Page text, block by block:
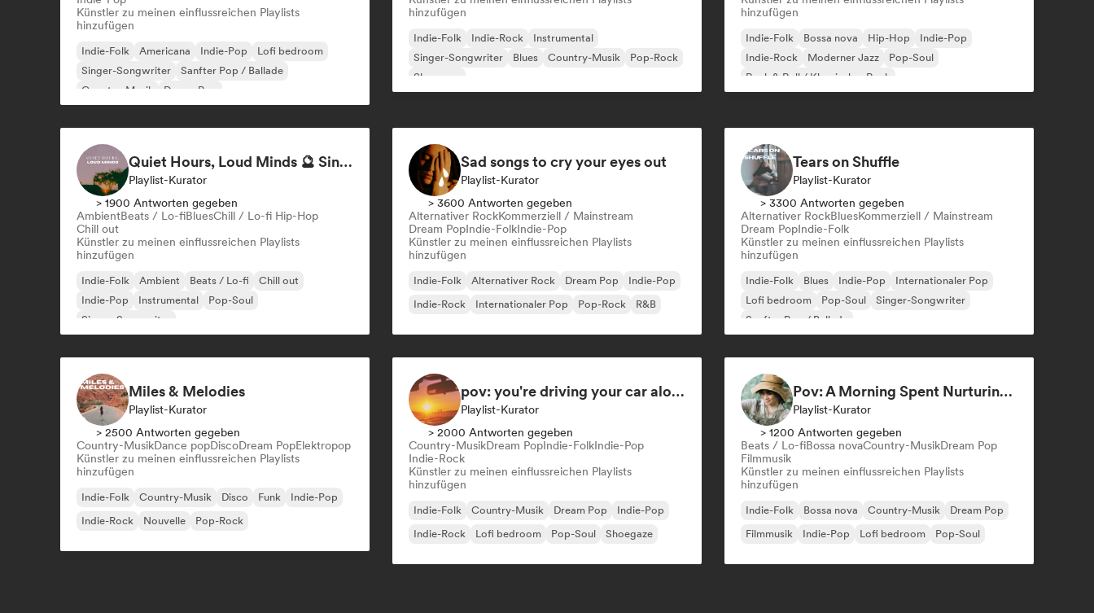
Künstler zu meinen einflussreichen Playlists
hinzufügen
Indie-Folk Americana Indie-Pop
Lofi bedroom
Singer-Songwriter
Sanfter Pop / Ballade
Country-Musik
Dream Pop
hinzufügen
Indie-Folk Indie-Rock
Instrumental
Singer-Songwriter
Blues Country-Musik
Pop-Rock
Shoegaze
hinzufügen
Indie-Folk Bossa nova Hip-Hop
Indie-Pop
Indie-Rock
Moderner Jazz
Pop-Soul
Rock & Roll / Klassischer Rock
Quiet Hours, Loud Minds 🔮 Singer-Songwriter, Bedroom Pop & Dream Pop
Playlist-Kurator
> 1900 Antworten gegeben
AmbientBeats / Lo-fiBluesChill / Lo-fi Hip-Hop
Chill out
Künstler zu meinen einflussreichen Playlists
hinzufügen
Indie-Folk Ambient Beats / Lo-fi
Chill out
Indie-Pop
Instrumental
Pop-Soul
Singer-Songwriter
Sad songs to cry your eyes out
Playlist-Kurator
> 3600 Antworten gegeben
Alternativer RockKommerziell / Mainstream
Dream PopIndie-FolkIndie-Pop
Künstler zu meinen einflussreichen Playlists
hinzufügen
Indie-Folk Alternativer Rock Dream Pop
Indie-Pop
Indie-Rock
Internationaler Pop Pop-Rock R&B
Tears on Shuffle
Playlist-Kurator
> 3300 Antworten gegeben
Alternativer RockBluesKommerziell / Mainstream
Dream PopIndie-Folk
Künstler zu meinen einflussreichen Playlists
hinzufügen
Indie-Folk Blues Indie-Pop
Internationaler Pop
Lofi bedroom
Pop-Soul
Singer-Songwriter
Sanfter Pop / Ballade
Miles & Melodies
Playlist-Kurator
> 2500 Antworten gegeben
Country-MusikDance popDiscoDream PopElektropop
Künstler zu meinen einflussreichen Playlists
hinzufügen
Indie-Folk Country-Musik Disco Funk
Indie-Pop
Indie-Rock
Nouvelle Pop-Rock
pov: you're driving your car alone and it's golden hour
Playlist-Kurator
> 2000 Antworten gegeben
Country-MusikDream PopIndie-FolkIndie-Pop
Indie-Rock
Künstler zu meinen einflussreichen Playlists
hinzufügen
Indie-Folk Country-Musik Dream Pop
Indie-Pop
Indie-Rock
Lofi bedroom Pop-Soul Shoegaze
Pov: A Morning Spent Nurturing My Garden
Playlist-Kurator
> 1200 Antworten gegeben
Beats / Lo-fiBossa novaCountry-MusikDream Pop
Filmmusik
Künstler zu meinen einflussreichen Playlists
hinzufügen
Indie-Folk Bossa nova Country-Musik
Dream Pop
Filmmusik
Indie-Pop Lofi bedroom Pop-Soul